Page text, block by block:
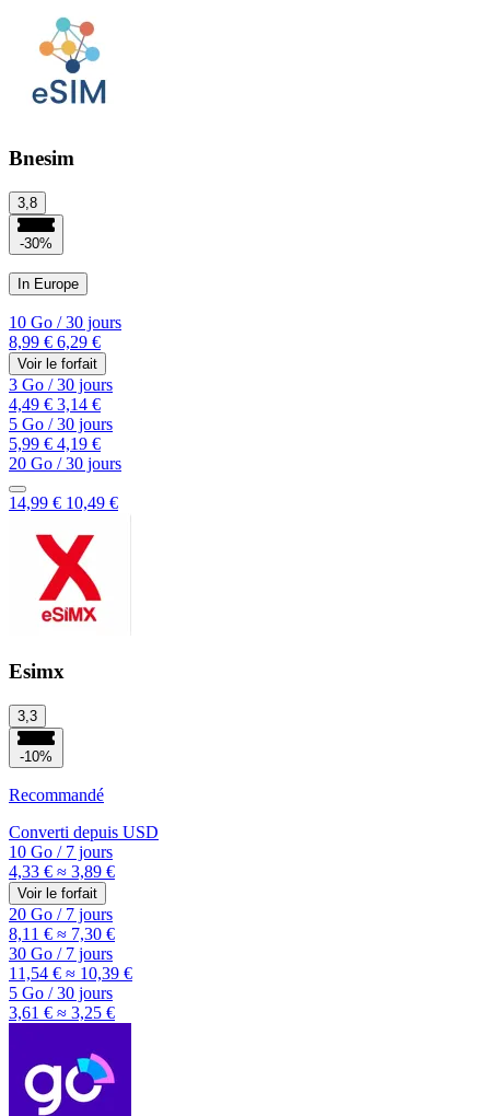
Bnesim
3,8
-30%
In Europe
10 Go /30 jours
8,99 € 6,29 €
Voir le forfait
3 Go /30 jours
4,49 € 3,14 €
5 Go /30 jours
5,99 € 4,19 €
20 Go /30 jours
14,99 € 10,49 €
Esimx
3,3
-10%
Recommandé
Converti depuis USD
10 Go /7 jours
4,33 € ≈ 3,89 €
Voir le forfait
20 Go /7 jours
8,11 € ≈ 7,30 €
30 Go /7 jours
11,54 € ≈ 10,39 €
5 Go /30 jours
3,61 € ≈ 3,25 €